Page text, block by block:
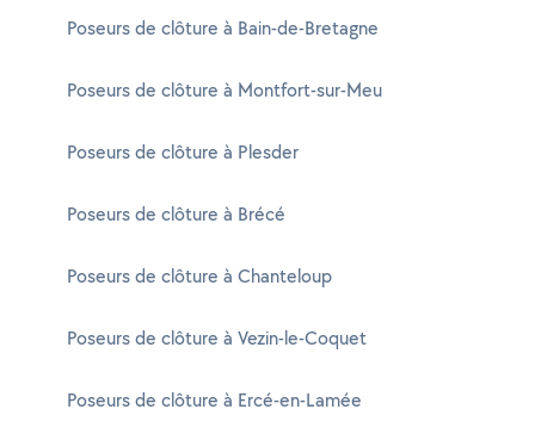
Poseurs de clôture à Bain-de-Bretagne
Poseurs de clôture à Montfort-sur-Meu
Poseurs de clôture à Plesder
Poseurs de clôture à Brécé
Poseurs de clôture à Chanteloup
Poseurs de clôture à Vezin-le-Coquet
Poseurs de clôture à Ercé-en-Lamée